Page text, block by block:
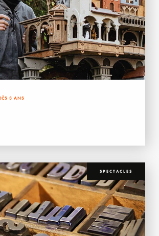
3 ANS
SPECTACLES